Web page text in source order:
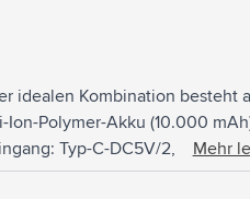
idealen Kombination besteht
Polymer-Akku (10.000
Typ-C-DC5V/2,0A.
mit allen Mobilgeräten, die das
Mehr